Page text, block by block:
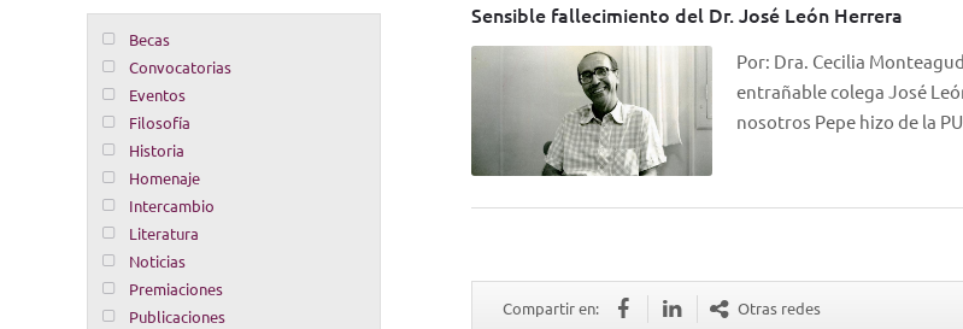
Becas
Convocatorias
Eventos
Filosofía
Historia
Homenaje
Intercambio
Literatura
Noticias
Premiaciones
Publicaciones
Sensible fallecimiento del Dr. José León Herrera
Por: Dra. Cecilia
entrañable colega José
nosotros Pepe hizo de la
Compartir en: Otras redes